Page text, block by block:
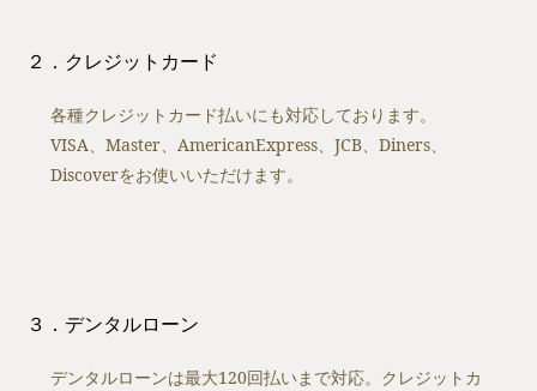
２．クレジットカード
各種クレジットカード払いにも対応しております。
VISA、Master、AmericanExpress、JCB、Diners、
Discoverをお使いいただけます。
３．デンタルローン
デンタルローンは最大120回払いまで対応。クレジットカ